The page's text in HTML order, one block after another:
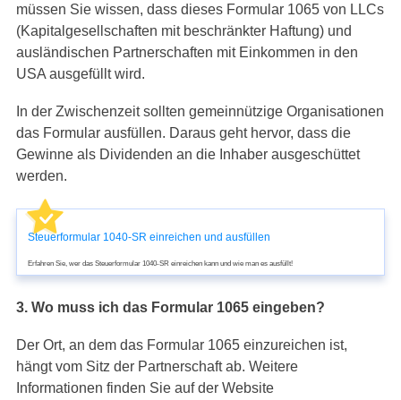
müssen Sie wissen, dass dieses Formular 1065 von LLCs
(Kapitalgesellschaften mit beschränkter Haftung) und
ausländischen Partnerschaften mit Einkommen in den
USA ausgefüllt wird.
In der Zwischenzeit sollten gemeinnützige Organisationen
das Formular ausfüllen. Daraus geht hervor, dass die
Gewinne als Dividenden an die Inhaber ausgeschüttet
werden.
Steuerformular 1040-SR einreichen und ausfüllen
Erfahren Sie, wer das Steuerformular 1040-SR einreichen kann und wie man es ausfüllt!
3. Wo muss ich das Formular 1065 eingeben?
Der Ort, an dem das Formular 1065 einzureichen ist,
hängt vom Sitz der Partnerschaft ab. Weitere
Informationen finden Sie auf der Website